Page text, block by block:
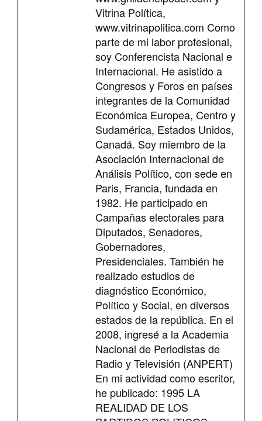
Vitrina Política,
www.vitrinapolitica.com Como
parte de mi labor profesional,
soy Conferencista Nacional e
Internacional. He asistido a
Congresos y Foros en países
integrantes de la Comunidad
Económica Europea, Centro y
Sudamérica, Estados Unidos,
Canadá. Soy miembro de la
Asociación Internacional de
Análisis Político, con sede en
Paris, Francia, fundada en
1982. He participado en
Campañas electorales para
Diputados, Senadores,
Gobernadores,
Presidenciales. También he
realizado estudios de
diagnóstico Económico,
Político y Social, en diversos
estados de la república. En el
2008, ingresé a la Academia
Nacional de Periodistas de
Radio y Televisión (ANPERT)
En mi actividad como escritor,
he publicado: 1995 LA
REALIDAD DE LOS